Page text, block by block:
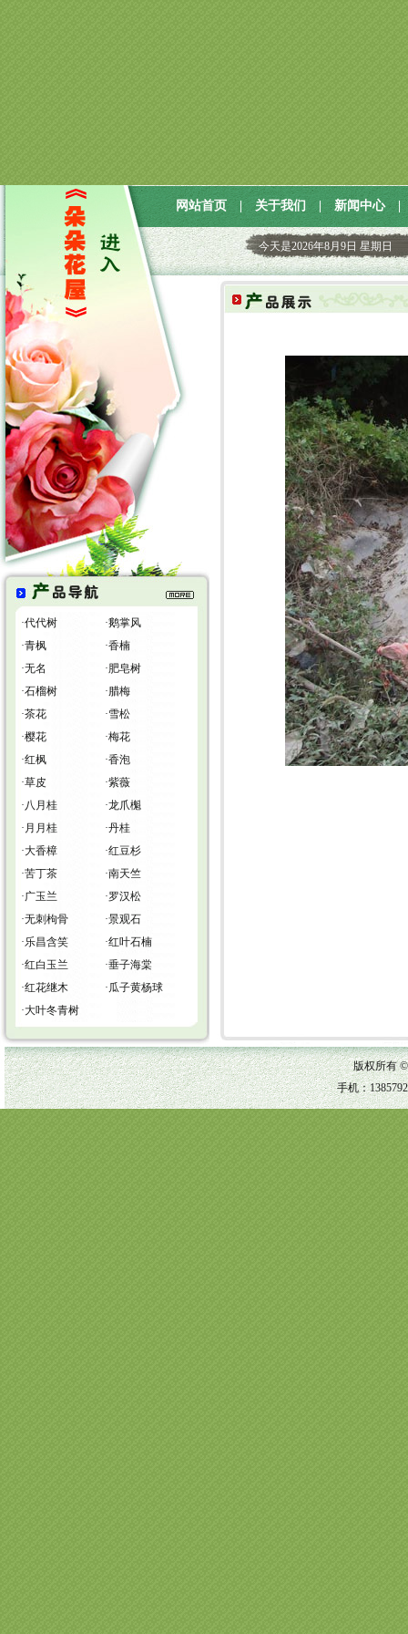
网站首页 关于我们 新闻中心 |
今天是2026年8月9日 星期日
·代代树 ·鹅掌风
·青枫 ·香楠
·无名 ·肥皂树
·石榴树 ·腊梅
·茶花 ·雪松
·樱花 ·梅花
·红枫 ·香泡
·草皮 ·紫薇
·八月桂 ·龙爪櫆
· 月月桂 ·丹桂
·大香樟 ·红豆杉
·苦丁茶 ·南天竺
·广玉兰 ·罗汉松
·无刺枸骨 ·景观石
·乐昌含笑 ·红叶石楠
·红白玉兰 ·垂子海棠
·红花继木 ·瓜子黄杨球
·大叶冬青树
版权所有
手机：